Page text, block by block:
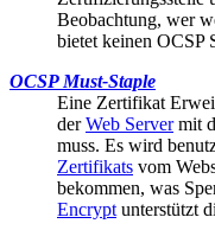
Beobachtung, wer
bietet keinen OCSP
OCSP Must-Staple
Eine Zertifikat
derWeb Servermit
muss. Es wird
Zertifikats vom
bekommen, was
Encrypt unterstützt